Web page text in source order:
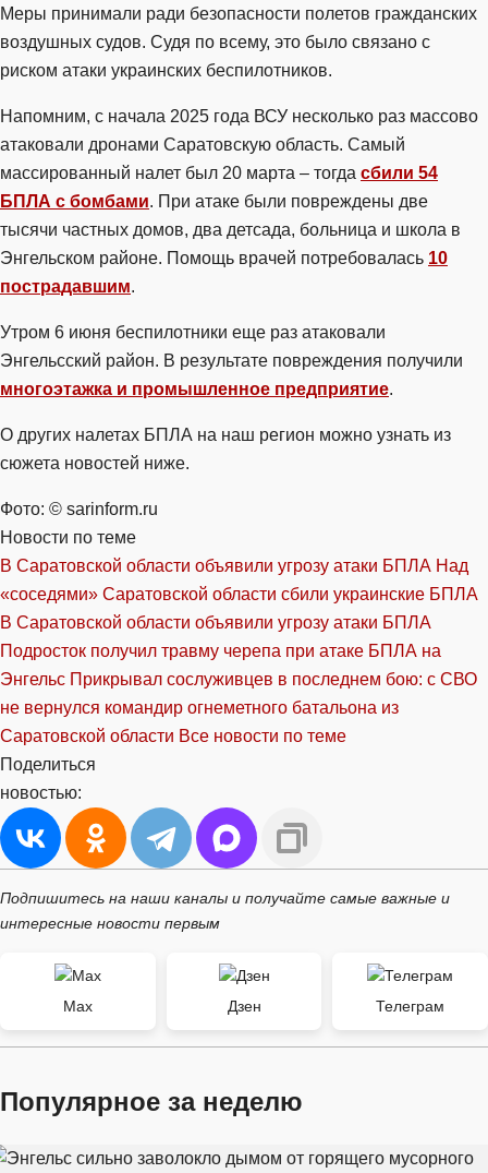
Меры принимали ради безопасности полетов гражданских
воздушных судов. Судя по всему, это было связано с
риском атаки украинских беспилотников.
Напомним, с начала 2025 года ВСУ несколько раз массово
атаковали дронами Саратовскую область. Самый
массированный налет был 20 марта – тогда сбили 54
БПЛА с бомбами. При атаке были повреждены две
тысячи частных домов, два детсада, больница и школа в
Энгельском районе. Помощь врачей потребовалась 10
пострадавшим.
Утром 6 июня беспилотники еще раз атаковали
Энгельсский район. В результате повреждения получили
многоэтажка и промышленное предприятие.
О других налетах БПЛА на наш регион можно узнать из
сюжета новостей ниже.
Фото: © sarinform.ru
Новости по теме
В Саратовской области объявили угрозу атаки БПЛА Над
«соседями» Саратовской области сбили украинские БПЛА
В Саратовской области объявили угрозу атаки БПЛА
Подросток получил травму черепа при атаке БПЛА на
Энгельс Прикрывал сослуживцев в последнем бою: с СВО
не вернулся командир огнеметного батальона из
Саратовской области Все новости по теме
Поделиться
новостью:
Подпишитесь на наши каналы и получайте самые важные и
интересные новости первым
Max Дзен Телеграм
Популярное за неделю